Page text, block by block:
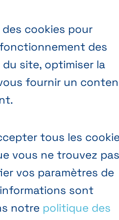
cookies pour
des
site, optimiser la
fournir un
tous les
vous ne trouvez pas
vos paramètres de
sont
notre politique des